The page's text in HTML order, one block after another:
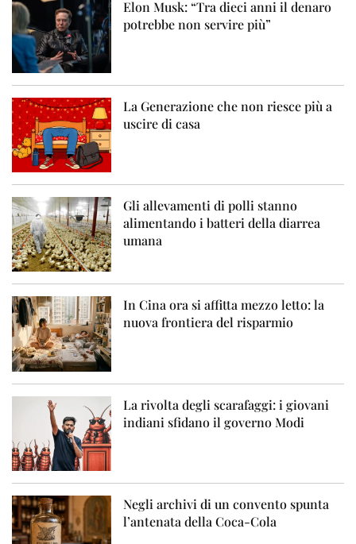
Elon Musk: “Tra dieci anni il denaro
potrebbe non servire più”
La Generazione che non riesce più a
uscire di casa
Gli allevamenti di polli stanno
alimentando i batteri della diarrea
umana
In Cina ora si affitta mezzo letto: la
nuova frontiera del risparmio
La rivolta degli scarafaggi: i giovani
indiani sfidano il governo Modi
Negli archivi di un convento spunta
l’antenata della Coca-Cola